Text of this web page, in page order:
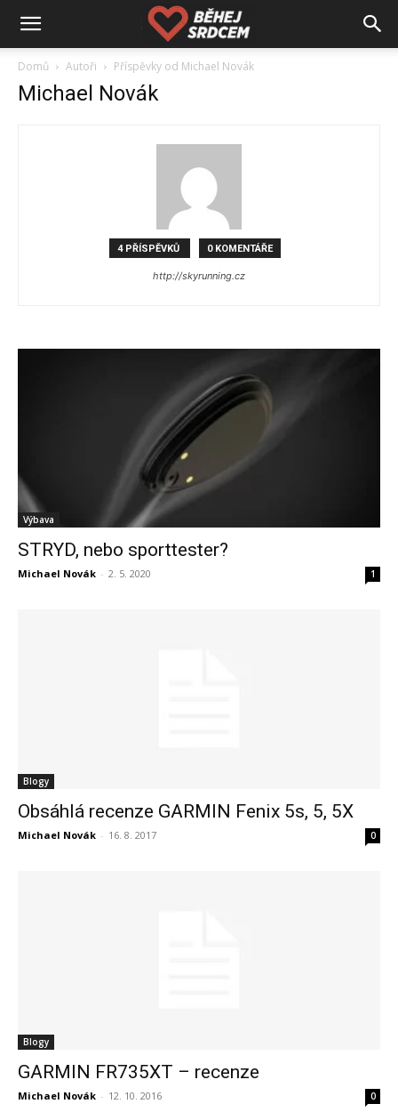
Domů Autoři Příspěvky od Michael Novák
Michael Novák
4 PŘÍSPĚVKŮ 0 KOMENTÁŘE
http://skyrunning.cz
Výbava
STRYD, nebo sporttester?
Michael Novák - 2. 5. 2020 1
Blogy
Obsáhlá recenze GARMIN Fenix 5s, 5, 5X
Michael Novák - 16. 8. 2017 0
Blogy
GARMIN FR735XT – recenze
Michael Novák - 12. 10. 2016 0